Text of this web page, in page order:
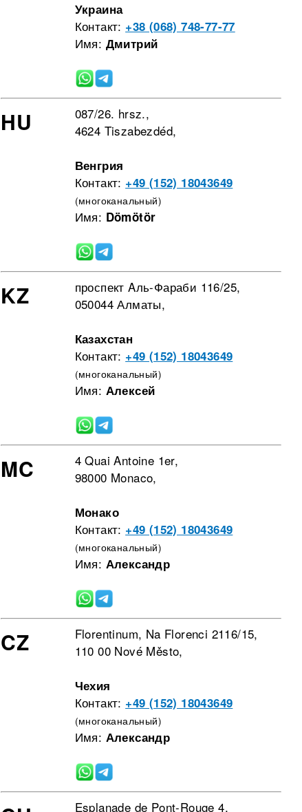
Украина
Контакт: +38 (068) 748-77-77
Имя: Дмитрий
HU
087/26. hrsz.,
4624 Tiszabezdéd,
Венгрия
Контакт: +49 (152) 18043649
(многоканальный)
Имя: Dömötör
KZ
проспект Aль-Фараби 116/25,
050044 Алматы,
Казахстан
Контакт: +49 (152) 18043649
(многоканальный)
Имя: Алексей
MC
4 Quai Antoine 1er,
98000 Monaco,
Монако
Контакт: +49 (152) 18043649
(многоканальный)
Имя: Александр
CZ
Florentinum, Na Florenci 2116/15,
110 00 Nové Město,
Чехия
Контакт: +49 (152) 18043649
(многоканальный)
Имя: Александр
Esplanade de Pont-Rouge 4,